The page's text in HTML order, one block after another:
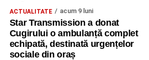
ACTUALITATE acum 9 luni
Star Transmission a donat
Cugirului o ambulanță complet
echipată, destinată urgențelor
sociale din oraș